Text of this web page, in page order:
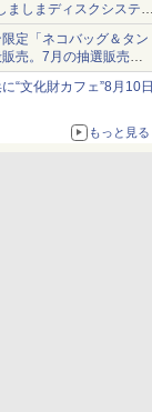
ましまディスクシステ
定「ネコバッグ＆タン
売。7月の抽選販売の
“文化財カフェ”8月10日
もっと見る